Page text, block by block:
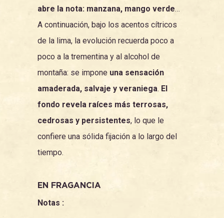
abre la nota: manzana, mango verde…
A continuación, bajo los acentos cítricos
de la lima, la evolución recuerda poco a
poco a la trementina y al alcohol de
montaña: se impone una sensación
amaderada, salvaje y veraniega. El
fondo revela raíces más terrosas,
cedrosas y persistentes, lo que le
confiere una sólida fijación a lo largo del
tiempo.
EN FRAGANCIA
Notas :